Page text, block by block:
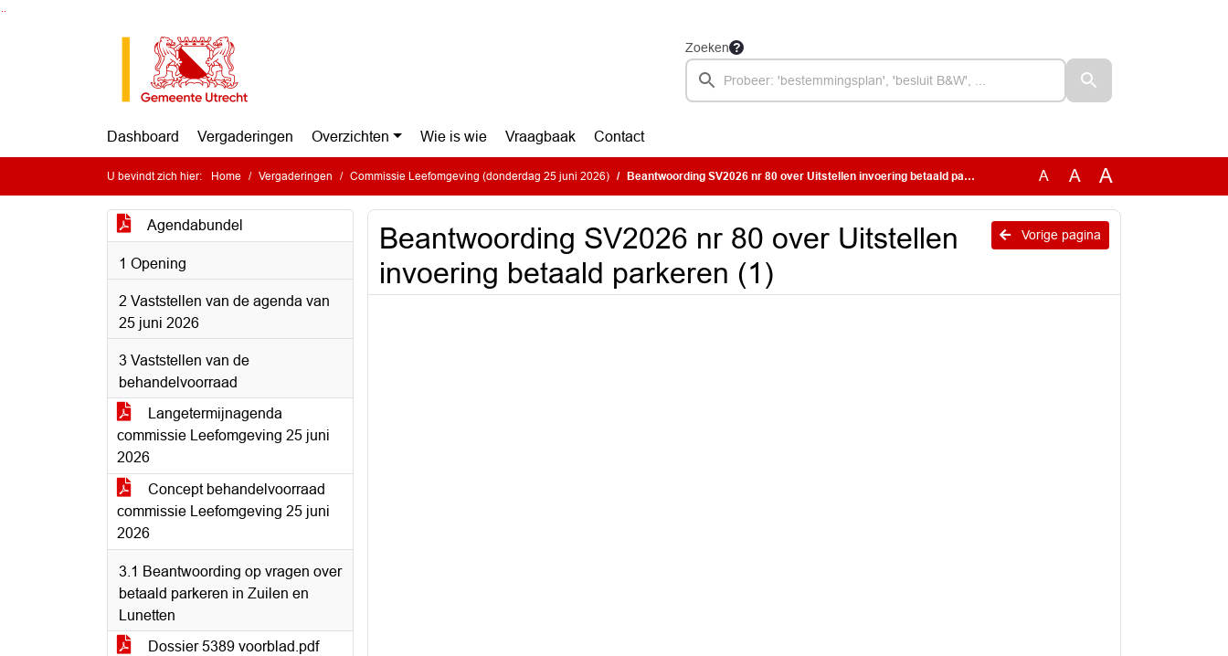
Zoeken
Dashboard Vergaderingen Overzichten Wie is wie Vraagbaak Contact
U bevindt zich hier: Home Vergaderingen Commissie Leefomgeving (donderdag 25 juni 2026) Beantwoording SV2026 nr 80 over Uitstellen invoering betaald parkeren (1) A A A
Agendabundel
1 Opening
2 Vaststellen van de agenda van
25 juni 2026
3 Vaststellen van de
behandelvoorraad
Langetermijnagenda
commissie Leefomgeving 25 juni
2026
Concept behandelvoorraad
commissie Leefomgeving 25 juni
2026
3.1 Beantwoording op vragen over
betaald parkeren in Zuilen en
Lunetten
Dossier 5389 voorblad.pdf
Vorige pagina
Beantwoording SV2026 nr 80 over Uitstellen
invoering betaald parkeren (1)